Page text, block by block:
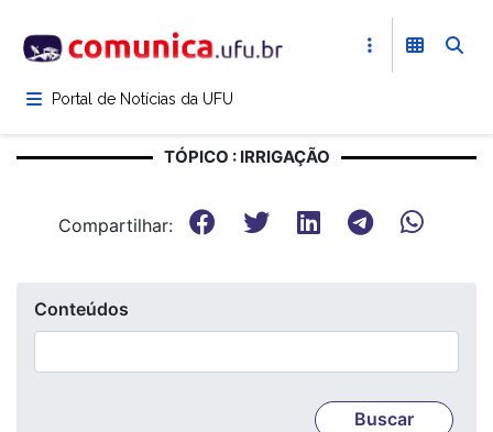
para
conteúdoPortal de Notícias da UFU
TÓPICO : IRRIGAÇÃO
Compartilhar:
Conteúdos